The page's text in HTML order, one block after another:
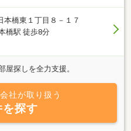
本橋東１丁目８－１７
橋駅 徒歩8分
屋探しを全力支援。
社が取り扱う
探す